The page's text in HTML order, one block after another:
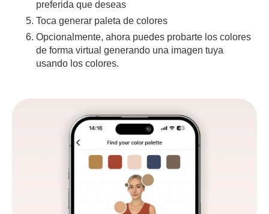
preferida que deseas
Toca generar paleta de colores
Opcionalmente, ahora puedes probarte los colores
de forma virtual generando una imagen tuya
usando los colores.